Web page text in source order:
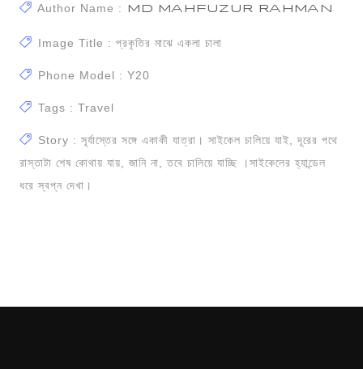
Author Name : MD MAHFUZUR RAHMAN
Image Title : প্রকৃতির মাঝে একলা চালা
Phone Model : Y20
Tags : Travel
Story : সূর্যাস্তের সঙ্গে একাকী যাত্রা। সাইকেল চালিয়ে যাই, দূরের পথে
রাস্তাটা শেষ কোথায় যায়, জানি না, তবে চালিয়ে যাচ্ছি ️।সাইকেলের হ্যান্ডেল
ধরে স্বপ্ন দেখা।